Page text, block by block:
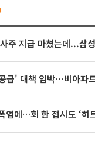
염에…회 한 접시도 ‘히